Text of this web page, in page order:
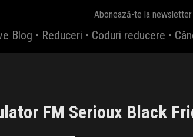
Abonează-te la newsletter
Blog • Reduceri • Coduri reducere •
FM Serioux Black